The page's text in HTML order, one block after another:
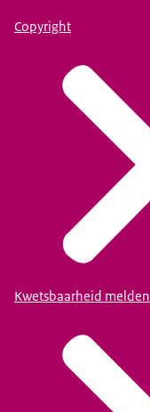
Copyright
Kwetsbaarheid melden